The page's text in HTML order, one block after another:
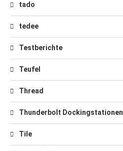
tado
tedee
Testberichte
Teufel
Thread
Thunderbolt Dockingstationen
Tile